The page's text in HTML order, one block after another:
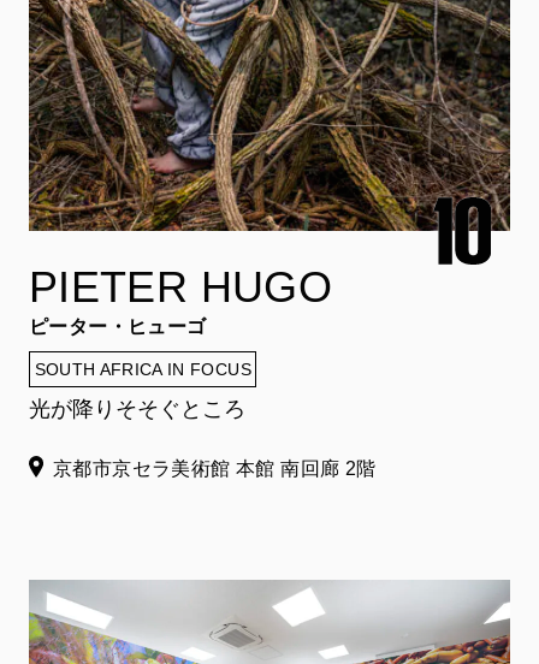
PIETER HUGO
ピーター・ヒューゴ
SOUTH AFRICA IN FOCUS
光が降りそそぐところ
京都市京セラ美術館 本館 南回廊 2階